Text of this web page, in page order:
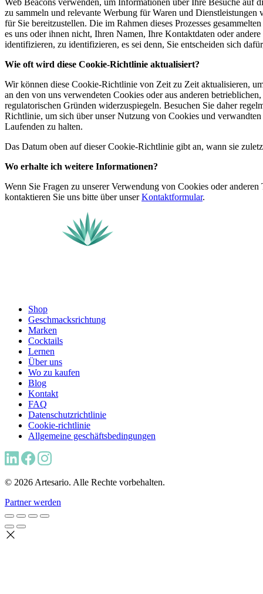
zu sammeln und relevante Werbung für Waren und Dienstleistungen
für Sie bereitzustellen. Die im Rahmen dieses Prozesses
es uns oder ihnen nicht, Ihren Namen, Ihre Kontaktdaten oder
identifizieren, zu identifizieren, es sei denn, Sie entscheiden sich
Wie oft wird diese Cookie-Richtlinie aktualisiert?
Wir können diese Cookie-Richtlinie von Zeit zu Zeit aktualisieren,
an den von uns verwendeten Cookies oder aus anderen
regulatorischen Gründen widerzuspiegeln. Besuchen Sie daher
Richtlinie, um sich über unser Nutzung von Cookies und
Laufenden zu halten.
Das Datum oben auf dieser Cookie-Richtlinie gibt an, wann sie
Wo erhalte ich weitere Informationen?
Wenn Sie Fragen zu unserer Verwendung von Cookies oder anderen
kontaktieren Sie uns bitte über unserKontaktformular.
Shop
Geschmacksrichtung
Marken
Cocktails
Lernen
Über uns
Wo zu kaufen
Blog
Kontakt
FAQ
Datenschutzrichtlinie
Cookie-richtlinie
Allgemeine geschäftsbedingungen
© 2026 Artesario. Alle Rechte vorbehalten.
Partner werden